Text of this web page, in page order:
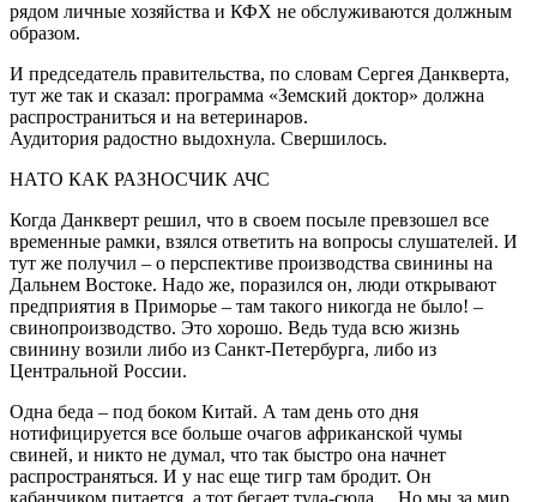
рядом личные хозяйства и КФХ не обслуживаются должным
образом.
И председатель правительства, по словам Сергея Данкверта,
тут же так и сказал: программа «Земский доктор» должна
распространиться и на ветеринаров.
Аудитория радостно выдохнула. Свершилось.
НАТО КАК РАЗНОСЧИК АЧС
Когда Данкверт решил, что в своем посыле превзошел все
временные рамки, взялся ответить на вопросы слушателей. И
тут же получил – о перспективе производства свинины на
Дальнем Востоке. Надо же, поразился он, люди открывают
предприятия в Приморье – там такого никогда не было! –
свинопроизводство. Это хорошо. Ведь туда всю жизнь
свинину возили либо из Санкт-Петербурга, либо из
Центральной России.
Одна беда – под боком Китай. А там день ото дня
нотифицируется все больше очагов африканской чумы
свиней, и никто не думал, что так быстро она начнет
распространяться. И у нас еще тигр там бродит. Он
кабанчиком питается, а тот бегает туда-сюда… Но мы за мир.